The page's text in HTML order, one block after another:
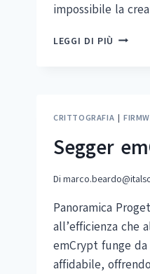
impossibile la
LEGGI DI PIÙ SEGGER
CRITTOGRAFIA |
Segger
Di
Panoramica
all’efficienza che
emCrypt funge
affidabile,